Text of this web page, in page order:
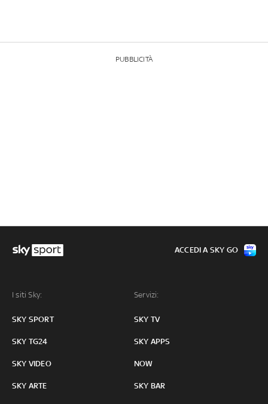
PUBBLICITÀ
I siti Sky:
SKY SPORT
SKY TG24
SKY VIDEO
SKY ARTE
Servizi:
SKY TV
SKY APPS
NOW
SKY BAR
ACCEDI A SKY GO